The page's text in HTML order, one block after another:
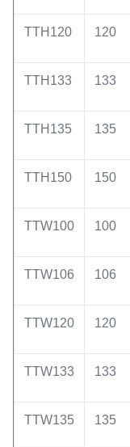
TTH120 120
TTH133 133
TTH135 135
TTH150 150
TTW100 100
TTW106 106
TTW120 120
TTW133 133
TTW135 135